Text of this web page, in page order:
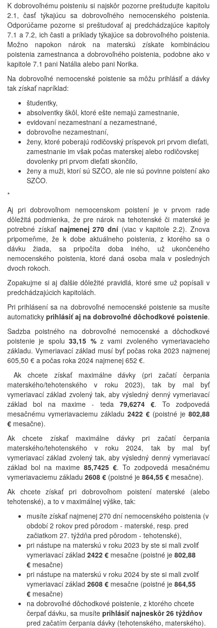
K dobrovoľnému poisteniu si najskôr pozorne preštudujte kapitolu
2.1, časť týkajúcu sa dobrovoľného nemocenského poistenia.
Odporúčame pozorne si preštudovať aj predchádzajúce kapitoly
7.1 a 7.2, ich časti a príklady týkajúce sa dobrovoľného poistenia.
Možno napokon nárok na materskú získate kombináciou
poistenia zamestnanca a dobrovoľného poistenia, podobne ako v
kapitole 7.1 pani Natália alebo pani Norika.
Na dobrovoľné nemocenské poistenie sa môžu prihlásiť a dávky
tak získať napríklad:
študentky,
absolventky škôl, ktoré ešte nemajú zamestnanie,
evidovaní nezamestnaní a nezamestnané,
dobrovoľne nezamestnaní,
ženy, ktoré poberajú rodičovský príspevok pri prvom dieťati,
zamestnanie im však počas materskej alebo rodičovskej
dovolenky pri prvom dieťati skončilo,
ženy a muži, ktorí sú SZČO, ale nie sú povinne poistení ako
SZČO.
*
Aj pri dobrovoľnom nemocenskom poistení je v prvom rade
dôležitá podmienka, že pre nárok na tehotenské či materské je
potrebné získaťnajmenej 270 dní (viac v kapitole 2.2). Znova
pripomeňme, že k dobe aktuálneho poistenia, z ktorého sa o
dávku žiada, sa pripočíta doba iného, už ukončeného
nemocenského poistenia, ktoré daná osoba mala v posledných
dvoch rokoch.
Zopakujme si aj ďalšie dôležité pravidlá, ktoré sme už popísali v
predchádzajúcich kapitolách.
Pri prihlásení sa na dobrovoľné nemocenské poistenie sa musíte
automaticky prihlásiť aj na dobrovoľné dôchodkové poistenie.
Sadzba poistného na dobrovoľné nemocenské a dôchodkové
poistenie je spolu33,15 %z vami zvoleného vymeriavacieho
základu. Vymeriavací základ musí byť počas roka 2023 najmenej
605,50 € a počas roka 2024 najmenej 652 €.
Ak chcete získať maximálne dávky (pri začatí čerpania
materského/tehotenského v roku 2023), tak by mal byť
vymeriavací základ zvolený tak, aby výsledný denný vymeriavací
základ bol na maxime - teda 79,6274 €. To zodpovedá
mesačnému vymeriavaciemu základu 2422 € (poistné je 802,88
€ mesačne).
Ak chcete získať maximálne dávky pri začatí čerpania
materského/tehotenského v roku 2024, tak by mal byť
vymeriavací základ zvolený tak, aby výsledný denný vymeriavací
základ bol na maxime 85,7425 €. To zodpovedá mesačnému
vymeriavaciemu základu 2608 € (poistné je 864,55 € mesačne).
Ak chcete získať pri dobrovoľnom poistení materské (alebo
tehotenské), a to v maximálnej výške, tak:
musíte získať najmenej 270 dní nemocenského poistenia (v
období 2 rokov pred pôrodom - materské, resp. pred
začiatkom 27. týždňa pred pôrodom - tehotenské),
pri nástupe na materskú v roku 2023 by ste si mali zvoliť
vymeriavací základ 2422 € mesačne (poistné je 802,88
€ mesačne)
pri nástupe na materskú v roku 2024 by ste si mali zvoliť
vymeriavací základ 2608 € mesačne (poistné je 864,55
€ mesačne)
na dobrovoľné dôchodkové poistenie, z ktorého chcete
čerpať dávku, sa musíte prihlásiť najneskôr 26 týždňov
pred začatím čerpania dávky (tehotenského, materského).